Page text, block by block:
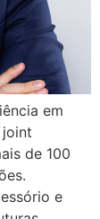
em
joint
de 100
e